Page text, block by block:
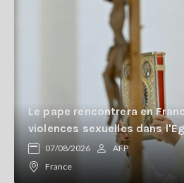
Le pape rencontrera en
violences sexuelles dans
07/08/2026
AFP
France